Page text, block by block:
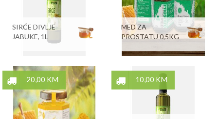
SIRĆE DIVLJE
JABUKE, 1L
MED ZA
PROSTATU 0,5KG
20,00 KM 10,00 KM